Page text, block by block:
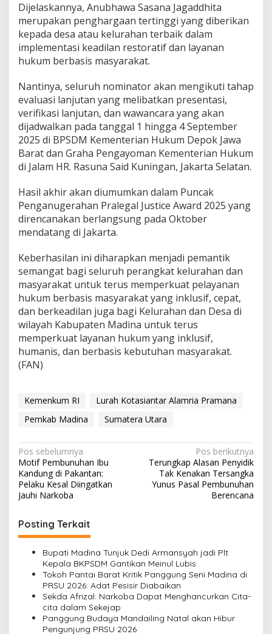
Dijelaskannya, Anubhawa Sasana Jagaddhita
merupakan penghargaan tertinggi yang diberikan
kepada desa atau kelurahan terbaik dalam
implementasi keadilan restoratif dan layanan
hukum berbasis masyarakat.
Nantinya, seluruh nominator akan mengikuti tahap
evaluasi lanjutan yang melibatkan presentasi,
verifikasi lanjutan, dan wawancara yang akan
dijadwalkan pada tanggal 1 hingga 4 September
2025 di BPSDM Kementerian Hukum Depok Jawa
Barat dan Graha Pengayoman Kementerian Hukum
di Jalam HR. Rasuna Said Kuningan, Jakarta Selatan.
Hasil akhir akan diumumkan dalam Puncak
Penganugerahan Pralegal Justice Award 2025 yang
direncanakan berlangsung pada Oktober
mendatang di Jakarta.
Keberhasilan ini diharapkan menjadi pemantik
semangat bagi seluruh perangkat kelurahan dan
masyarakat untuk terus memperkuat pelayanan
hukum berbasis masyarakat yang inklusif, cepat,
dan berkeadilan juga bagi Kelurahan dan Desa di
wilayah Kabupaten Madina untuk terus
memperkuat layanan hukum yang inklusif,
humanis, dan berbasis kebutuhan masyarakat.
(FAN)
Kemenkum RI
Lurah Kotasiantar Alamria Pramana
Pemkab Madina
Sumatera Utara
Navigasi
pos
Pos sebelumnya
Motif Pembunuhan Ibu
Kandung di Pakantan:
Pelaku Kesal Diingatkan
Jauhi Narkoba
Pos berikutnya
Terungkap Alasan Penyidik
Tak Kenakan Tersangka
Yunus Pasal Pembunuhan
Berencana
Posting Terkait
Bupati Madina Tunjuk Dedi Armansyah jadi Plt
Kepala BKPSDM Gantikan Meinul Lubis
Tokoh Pantai Barat Kritik Panggung Seni Madina di
PRSU 2026: Adat Pesisir Diabaikan
Sekda Afrizal: Narkoba Dapat Menghancurkan Cita-
cita dalam Sekejap
Panggung Budaya Mandailing Natal akan Hibur
Pengunjung PRSU 2026